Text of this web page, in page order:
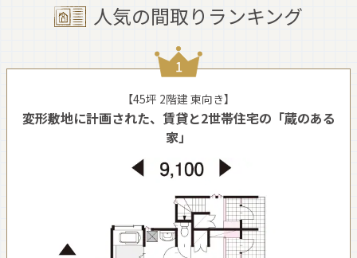
人気の間取りランキング
【45坪 2階建 東向き】
変形敷地に計画された、賃貸と2世帯住宅の「蔵のある
家」